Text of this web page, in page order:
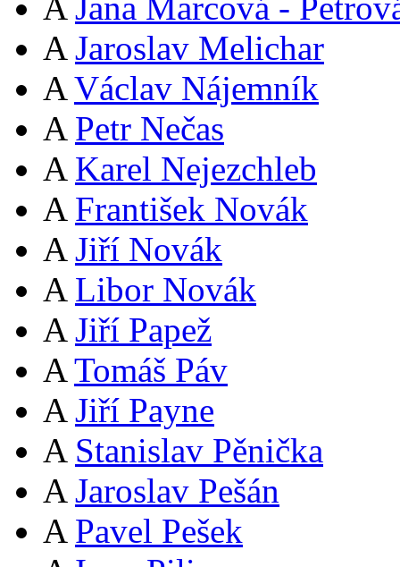
A Jaroslav Melichar
A Václav Nájemník
A Petr Nečas
A Karel Nejezchleb
A František Novák
A Jiří Novák
A Libor Novák
A Jiří Papež
A Tomáš Páv
A Jiří Payne
A Stanislav Pěnička
A Jaroslav Pešán
A Pavel Pešek